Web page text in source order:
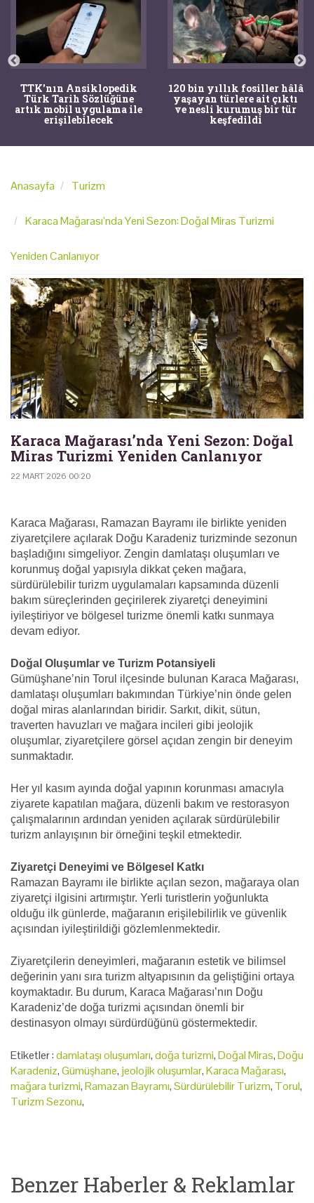
TTK'nın Ansiklopedik
Türk Tarih Sözlüğüne
artık mobil uygulama ile
erişilebilecek
120 bin yıllık fosiller hâlâ
yaşayan türlere ait çıktı
ve nesli kurumuş bir tür
keşfedildi
Anasayfa Turizm
Karaca Mağarası’nda Yeni Sezon: Doğal Miras Turizmi
Yeniden Canlanıyor
Karaca Mağarası’nda Yeni Sezon: Doğal
Miras Turizmi Yeniden Canlanıyor
22 MART 2026 00:20
Karaca Mağarası, Ramazan Bayramı ile birlikte yeniden
ziyaretçilere açılarak Doğu Karadeniz turizminde sezonun
başladığını simgeliyor. Zengin damlataşı oluşumları ve
korunmuş doğal yapısıyla dikkat çeken mağara,
sürdürülebilir turizm uygulamaları kapsamında düzenli
bakım süreçlerinden geçirilerek ziyaretçi deneyimini
iyileştiriyor ve bölgesel turizme önemli katkı sunmaya
devam ediyor.
Doğal Oluşumlar ve Turizm Potansiyeli
Gümüşhane’nin Torul ilçesinde bulunan Karaca Mağarası,
damlataşı oluşumları bakımından Türkiye’nin önde gelen
doğal miras alanlarından biridir. Sarkıt, dikit, sütun,
traverten havuzları ve mağara incileri gibi jeolojik
oluşumlar, ziyaretçilere görsel açıdan zengin bir deneyim
sunmaktadır.
Her yıl kasım ayında doğal yapının korunması amacıyla
ziyarete kapatılan mağara, düzenli bakım ve restorasyon
çalışmalarının ardından yeniden açılarak sürdürülebilir
turizm anlayışının bir örneğini teşkil etmektedir.
Ziyaretçi Deneyimi ve Bölgesel Katkı
Ramazan Bayramı ile birlikte açılan sezon, mağaraya olan
ziyaretçi ilgisini artırmıştır. Yerli turistlerin yoğunlukta
olduğu ilk günlerde, mağaranın erişilebilirlik ve güvenlik
açısından iyileştirildiği gözlemlenmektedir.
Ziyaretçilerin deneyimleri, mağaranın estetik ve bilimsel
değerinin yanı sıra turizm altyapısının da geliştiğini ortaya
koymaktadır. Bu durum, Karaca Mağarası’nın Doğu
Karadeniz’de doğa turizmi açısından önemli bir
destinasyon olmayı sürdürdüğünü göstermektedir.
Etiketler :damlataşı oluşumları,doğa turizmi,Doğal Miras,Doğu
Karadeniz,Gümüşhane, jeolojik oluşumlar,Karaca Mağarası,
mağara turizmi,Ramazan Bayramı,Sürdürülebilir Turizm, Torul,
Turizm Sezonu,
Benzer Haberler & Reklamlar